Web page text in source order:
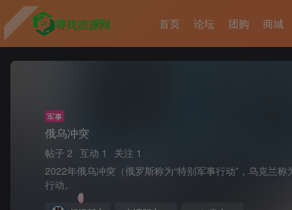
首页 论坛 团购 商城
军事
俄乌冲突
帖子 2 互动 1
关注 1
2022年俄乌冲突（俄罗斯称为“特别军事行动”，乌克兰
行动。